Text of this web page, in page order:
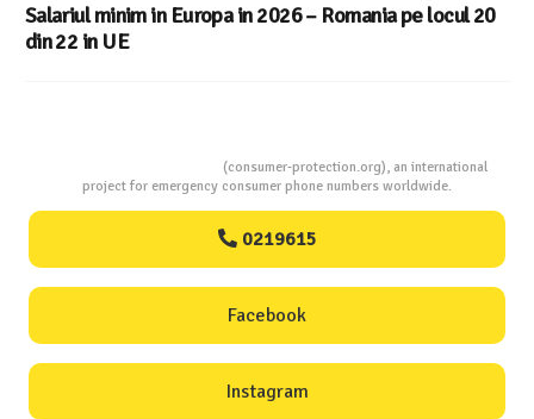
Romania pe locul 20
(consumer-protection.org), an international
project for emergency consumer phone numbers worldwide.
0219615
Facebook
Instagram